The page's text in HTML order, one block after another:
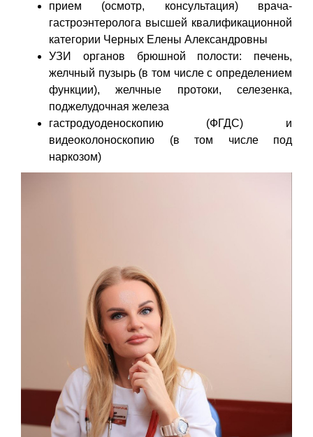
прием (осмотр, консультация) врача-
гастроэнтеролога высшей квалификационной
категории Черных Елены Александровны
УЗИ органов брюшной полости: печень,
желчный пузырь (в том числе с определением
функции), желчные протоки, селезенка,
поджелудочная железа
гастродуоденоскопию (ФГДС) и
видеоколоноскопию (в том числе под
наркозом)